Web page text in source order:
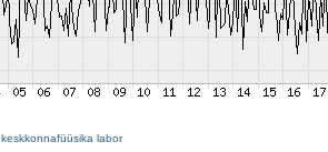
keskkonnafüüsika labor